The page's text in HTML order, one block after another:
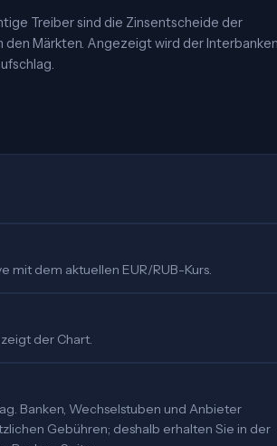
Treiber sind die Zinsentscheide der
den Märkten. Angezeigt wird der
mit dem aktuellen EUR/RUB-Kurs.
der Chart.
Banken, Wechselstuben und Anbieter
Gebühren; deshalb erhalten Sie in der